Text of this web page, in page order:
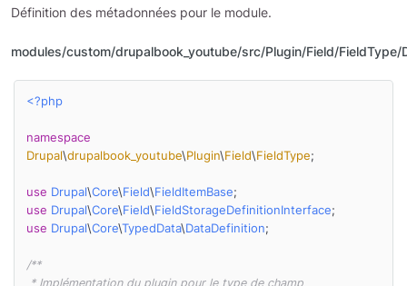
Définition des métadonnées pour le module.
modules/custom/drupalbook_youtube/src/Plugin/Field/
<?php
namespace
Drupal\drupalbook_youtube\Plugin\Field\FieldType;
use Drupal\Core\Field\FieldItemBase
use Drupal\Core\Field\FieldStorageDefinitionInterface
use Drupal\Core\TypedData\DataDefinition;
/**